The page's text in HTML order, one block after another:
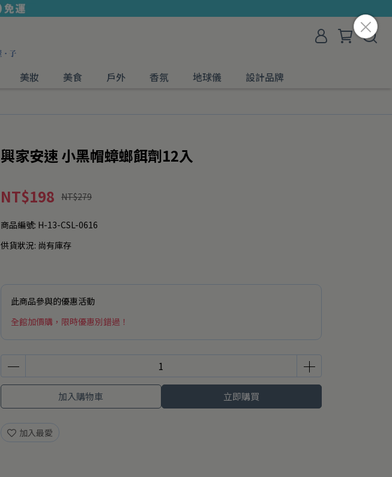
美妝 美食 戶外 香氛 地球儀 設計品牌
興家安速 小黑帽蟑螂餌劑12入
NT$198 NT$279
商品編號: H-13-CSL-0616
供貨狀況: 尚有庫存
此商品參與的優惠活動
全館加價購，限時優惠別錯過！
加入購物車 立即購買
加入最愛